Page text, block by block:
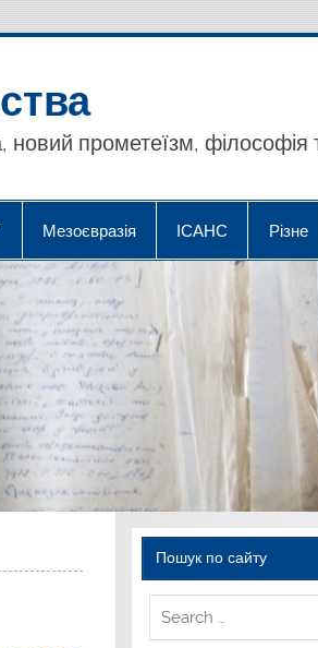
новий прометеїзм, філософія
Мезоєвразія ІСАНС Різне
Пошук по сайту